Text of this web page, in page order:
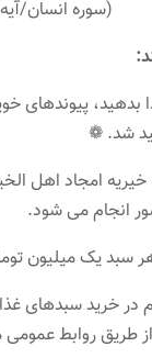
آیه 8)
پیوندهای
شد. ❁
خیریه امجاد اهل
انجام می شود.
سبد یک میلیون
در خرید سبدهای
طریق روابط